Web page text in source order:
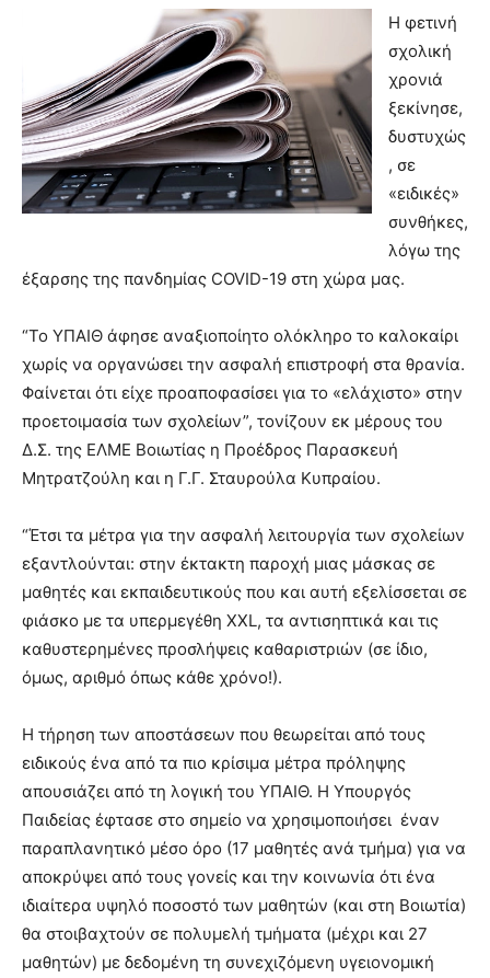
Η φετινή
σχολική
χρονιά
ξεκίνησε,
δυστυχώς
, σε
«ειδικές»
συνθήκες,
λόγω της
έξαρσης της πανδημίας COVID-19 στη χώρα μας.
“Το ΥΠΑΙΘ άφησε αναξιοποίητο ολόκληρο το καλοκαίρι
χωρίς να οργανώσει την ασφαλή επιστροφή στα θρανία.
Φαίνεται ότι είχε προαποφασίσει για το «ελάχιστο» στην
προετοιμασία των σχολείων”, τονίζουν εκ μέρους του
Δ.Σ. της ΕΛΜΕ Βοιωτίας η Προέδρος Παρασκευή
Μητρατζούλη και η Γ.Γ. Σταυρούλα Κυπραίου.
“Έτσι τα μέτρα για την ασφαλή λειτουργία των σχολείων
εξαντλούνται: στην έκτακτη παροχή μιας μάσκας σε
μαθητές και εκπαιδευτικούς που και αυτή εξελίσσεται σε
φιάσκο με τα υπερμεγέθη XXL, τα αντισηπτικά και τις
καθυστερημένες προσλήψεις καθαριστριών (σε ίδιο,
όμως, αριθμό όπως κάθε χρόνο!).
Η τήρηση των αποστάσεων που θεωρείται από τους
ειδικούς ένα από τα πιο κρίσιμα μέτρα πρόληψης
απουσιάζει από τη λογική του ΥΠΑΙΘ. Η Υπουργός
Παιδείας έφτασε στο σημείο να χρησιμοποιήσει έναν
παραπλανητικό μέσο όρο (17 μαθητές ανά τμήμα) για να
αποκρύψει από τους γονείς και την κοινωνία ότι ένα
ιδιαίτερα υψηλό ποσοστό των μαθητών (και στη Βοιωτία)
θα στοιβαχτούν σε πολυμελή τμήματα (μέχρι και 27
μαθητών) με δεδομένη τη συνεχιζόμενη υγειονομική